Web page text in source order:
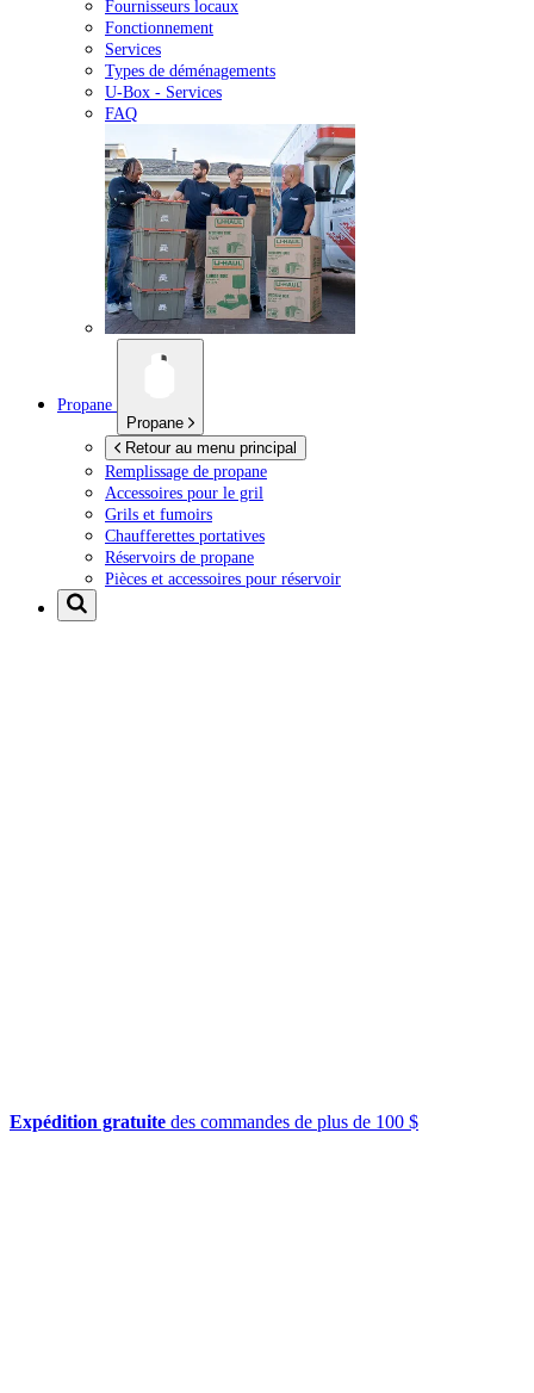
Fournisseurs locaux
Fonctionnement
Services
Types de déménagements
U-Box - Services
FAQ
Propane
Propane
Retour au menu principal
Remplissage de propane
Accessoires pour le gril
Grils et fumoirs
Chaufferettes portatives
Réservoirs de propane
Pièces et accessoires pour réservoir
Expédition gratuite des commandes de plus de 100 $